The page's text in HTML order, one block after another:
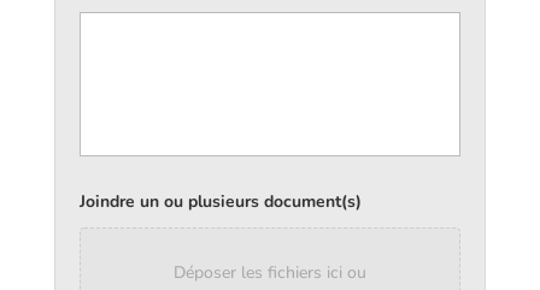
Joindre un ou plusieurs document(s)
Déposer les fichiers ici ou